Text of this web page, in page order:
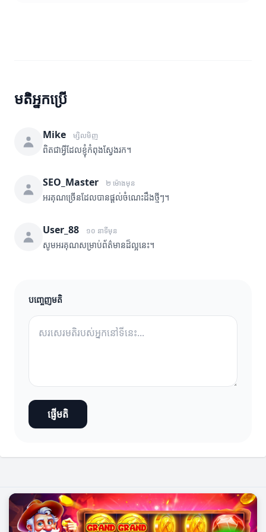
មតិអ្នកប្រើ
Mike ម្សិលមិញ
ពិតជាអ្វីដែលខ្ញុំកំពុងស្វែងរក។
SEO_Master ២ ម៉ោងមុន
អរគុណច្រើនដែលបានផ្តល់ចំណេះដឹងថ្មីៗ។
User_88 ១០ នាទីមុន
សូមអរគុណសម្រាប់ព័ត៌មានដ៏ល្អនេះ។
បញ្ចេញមតិ
ផ្ញើមតិ